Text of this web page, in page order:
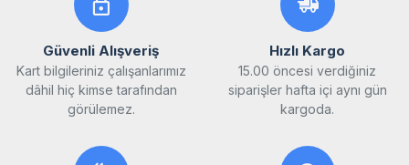
Güvenli Alışveriş
Kart bilgileriniz çalışanlarımız
dâhil hiç kimse tarafından
görülemez.
Hızlı Kargo
15.00 öncesi verdiğiniz
siparişler hafta içi aynı gün
kargoda.